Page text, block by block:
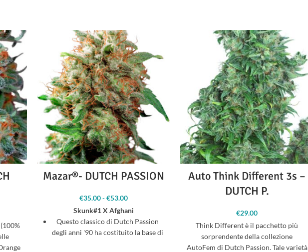
da
a
Mazar®- DUTCH PASSION
€35.00-€53.00
prezzo: da
€53.00
Skunk#1 X Afghani
Questo classico di Dutch Passion
degli anni '90 ha costituito la base di
Auto Think Different 3s –
DUTCH P.
€29.00
Think Different è il pacchetto più
sorprendente della collezione
AutoFem di Dutch Passion. Tale varietà